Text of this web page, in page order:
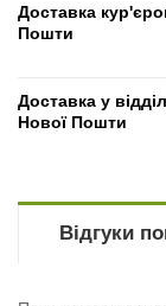
Доставка
Пошти
Доставка у
Нової Пошти
Відгуки